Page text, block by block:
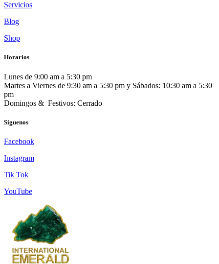
Servicios
Blog
Shop
Horarios
Lunes de 9:00 am a 5:30 pm
Martes a Viernes de 9:30 am a 5:30 pm y Sábados: 10:30 am a 5:30
pm
Domingos & Festivos: Cerrado
Síguenos
Facebook
Instagram
Tik Tok
YouTube